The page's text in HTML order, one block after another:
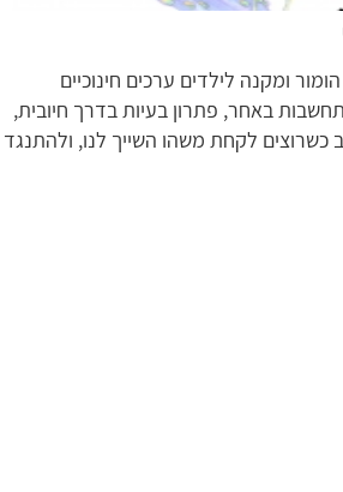
ומקנה לילדים ערכים חינוכיים
באחר, פתרון בעיות בדרך חיובית,
כשרוצים לקחת משהו השייך לנו, ולהתנגד